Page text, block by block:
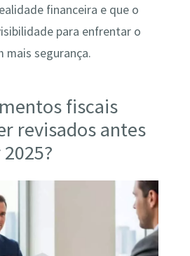
financeira e que o
para enfrentar o
mais segurança.
fiscais
revisados antes